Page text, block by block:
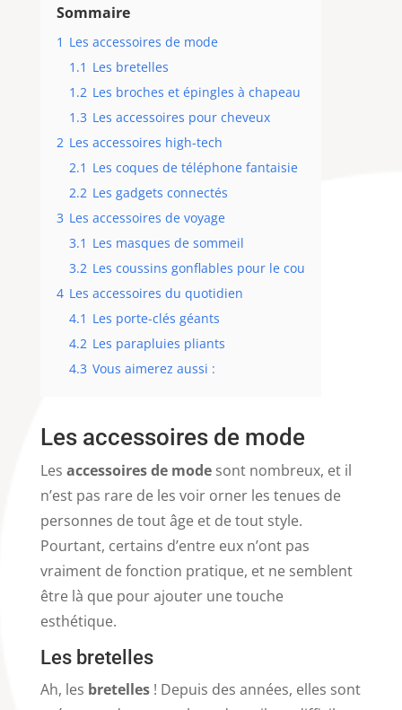
Sommaire
1 Les accessoires de mode
1.1 Les bretelles
1.2 Les broches et épingles à chapeau
1.3 Les accessoires pour cheveux
2 Les accessoires high-tech
2.1 Les coques de téléphone fantaisie
2.2 Les gadgets connectés
3 Les accessoires de voyage
3.1 Les masques de sommeil
3.2 Les coussins gonflables pour le cou
4 Les accessoires du quotidien
4.1 Les porte-clés géants
4.2 Les parapluies pliants
4.3 Vous aimerez aussi :
Les accessoires de mode
Les accessoires de modesont nombreux, et il
n’est pas rare de les voir orner les tenues de
personnes de tout âge et de tout style.
Pourtant, certains d’entre eux n’ont pas
vraiment de fonction pratique, et ne semblent
être là que pour ajouter une touche
esthétique.
Les bretelles
Ah, les bretelles! Depuis des années, elles sont